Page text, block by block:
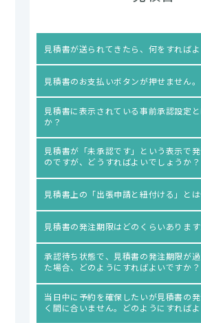
見積書が送られてきたら、何をすれば
見積書のお支払いボタンが押せません。
見積書に表示されている事前承認設定
か？
見積書が「未承認です」という表示で
のですが、どうすればよいでしょうか？
見積書上の「出張申請と紐付ける」と
見積書の発注期限はどのくらいあります
承認待ち状態で、見積書の発注期限が
た場合、どのようにすればよいですか？
当日中に予約を確保したいが見積書の
く間に合いません。どのようにすれば